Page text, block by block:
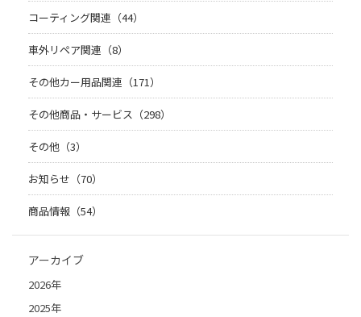
コーティング関連（44）
車外リペア関連（8）
その他カー用品関連（171）
その他商品・サービス（298）
その他（3）
お知らせ（70）
商品情報（54）
アーカイブ
2026年
2025年